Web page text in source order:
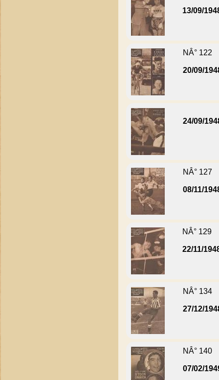
13/09/
NÂ° 122
20/09/
24/09/
NÂ° 127
08/11/
NÂ° 129
22/11/
NÂ° 134
27/12/
NÂ° 140
07/02/